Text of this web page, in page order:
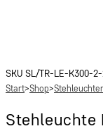
SKU SL/TR-LE-K300-
Start>Shop>
Stehleuchte